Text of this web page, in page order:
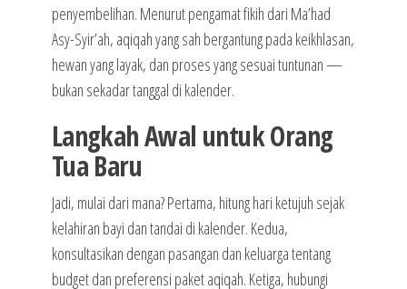
penyembelihan. Menurut pengamat fikih dari Ma’had
Asy-Syir’ah, aqiqah yang sah bergantung pada keikhlasan,
hewan yang layak, dan proses yang sesuai tuntunan —
bukan sekadar tanggal di kalender.
Langkah Awal untuk Orang
Tua Baru
Jadi, mulai dari mana? Pertama, hitung hari ketujuh sejak
kelahiran bayi dan tandai di kalender. Kedua,
konsultasikan dengan pasangan dan keluarga tentang
budget dan preferensi paket aqiqah. Ketiga, hubungi